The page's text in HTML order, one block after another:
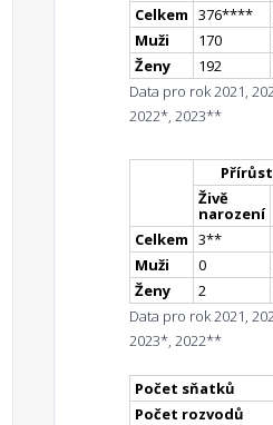
Celkem 376****
Muži
170
Ženy
192
Data pro rok 2021,
2022*, 2023**
Živě
narození
Celkem 3**
Muži
0
Ženy
2
Data pro rok 2021,
2023*, 2022**
Počet sňatků
Počet rozvodů